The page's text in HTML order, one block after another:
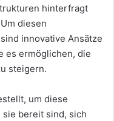
hinterfragt
diesen
innovative Ansätze
es ermöglichen, die
steigern.
um diese
bereit sind, sich